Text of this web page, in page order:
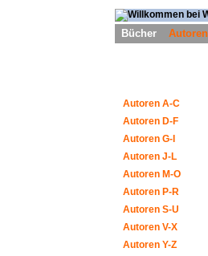
Bücher Autoren
Autoren A-C
Autoren D-F
Autoren G-I
Autoren J-L
Autoren M-O
Autoren P-R
Autoren S-U
Autoren V-X
Autoren Y-Z